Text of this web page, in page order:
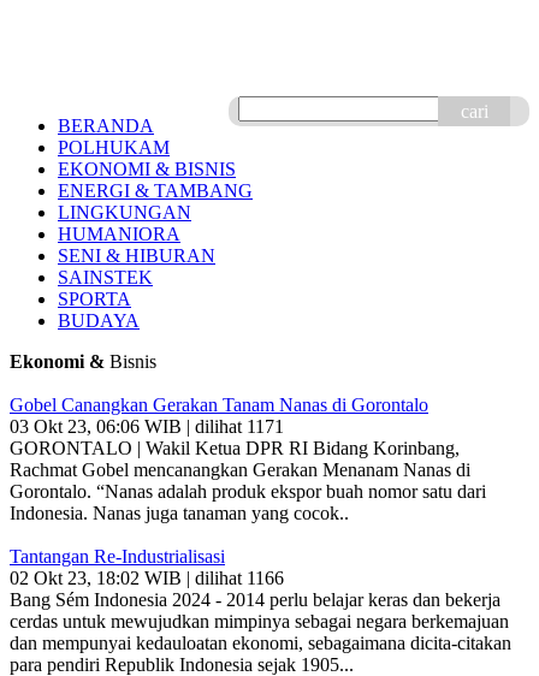
cari
BERANDA
POLHUKAM
EKONOMI & BISNIS
ENERGI & TAMBANG
LINGKUNGAN
HUMANIORA
SENI & HIBURAN
SAINSTEK
SPORTA
BUDAYA
Ekonomi & Bisnis
Gobel Canangkan Gerakan Tanam Nanas di Gorontalo
03 Okt 23, 06:06 WIB | dilihat 1171
GORONTALO | Wakil Ketua DPR RI Bidang Korinbang,
Rachmat Gobel mencanangkan Gerakan Menanam Nanas di
Gorontalo. “Nanas adalah produk ekspor buah nomor satu dari
Indonesia. Nanas juga tanaman yang cocok..
Tantangan Re-Industrialisasi
02 Okt 23, 18:02 WIB | dilihat 1166
Bang Sém Indonesia 2024 - 2014 perlu belajar keras dan bekerja
cerdas untuk mewujudkan mimpinya sebagai negara berkemajuan
dan mempunyai kedauloatan ekonomi, sebagaimana dicita-citakan
para pendiri Republik Indonesia sejak 1905...